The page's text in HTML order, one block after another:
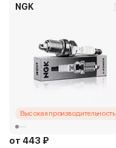
NGK
Высокая производительность
от 443 ₽